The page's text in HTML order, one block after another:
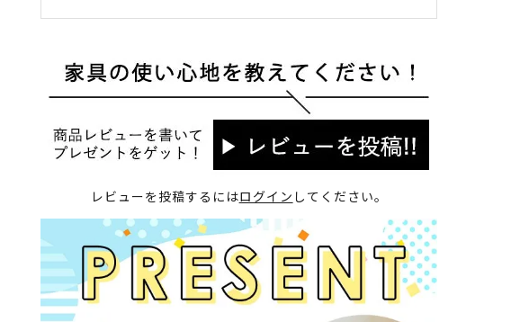
レビューを投稿するにはログイン してください。